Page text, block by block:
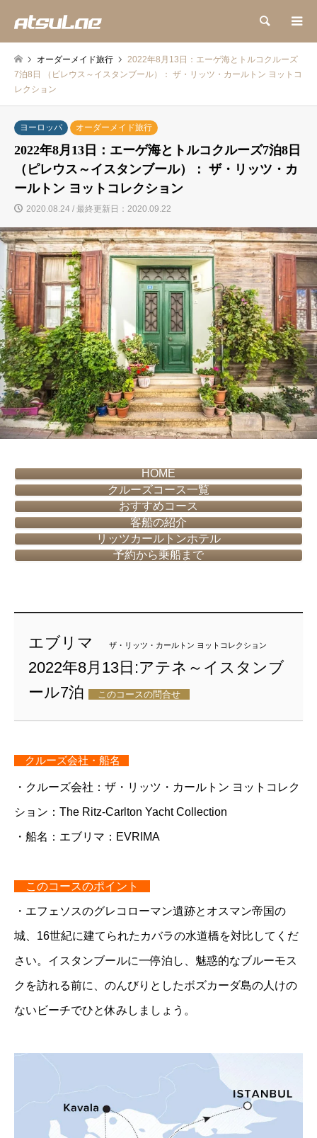
検索
オーダーメイド旅行
2022年8月13日：エーゲ海とトルコクルーズ
7泊8日 （ピレウス～イスタンブール）： ザ・リッツ・カールトン ヨットコ
レクション
ヨーロッパ オーダーメイド旅行
2022年8月13日：エーゲ海とトルコクルーズ7泊8日
（ピレウス～イスタンブール）： ザ・リッツ・カ
ールトン ヨットコレクション
2020.08.24 / 最終更新日：2020.09.22
HOME
クルーズコース一覧
おすすめコース
客船の紹介
リッツカールトンホテル
予約から乗船まで
エブリマ ザ・リッツ・カールトン ヨットコレクション
2022年8月13日:アテネ～イスタンブ
ール7泊
このコースの問合せ
クルーズ会社・船名
・クルーズ会社：ザ・リッツ・カールトン ヨットコレク
ション：The Ritz-Carlton Yacht Collection
・船名：エブリマ：EVRIMA
このコースのポイント
・エフェソスのグレコローマン遺跡とオスマン帝国の
城、16世紀に建てられたカバラの水道橋を対比してくだ
さい。イスタンブールに一停泊し、魅惑的なブルーモス
クを訪れる前に、のんびりとしたボズカーダ島の人けの
ないビーチでひと休みしましょう。